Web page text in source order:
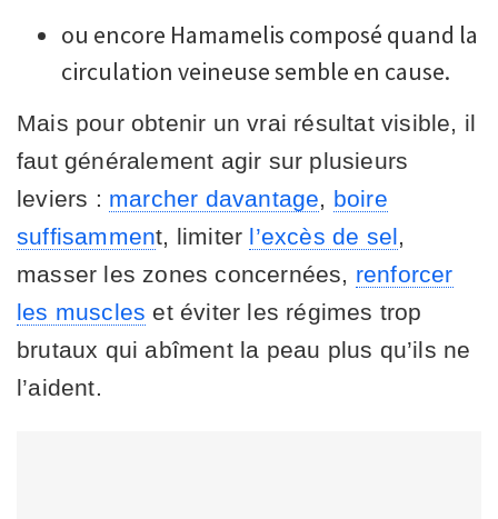
ou encore Hamamelis composé quand la
circulation veineuse semble en cause.
Mais pour obtenir un vrai résultat visible, il
faut généralement agir sur plusieurs
leviers : marcher davantage
boire
suffisamment, limiter l’excès de sel
masser les zones concernées, renforcer
les muscles et éviter les régimes trop
brutaux qui abîment la peau plus qu’ils ne
l’aident.